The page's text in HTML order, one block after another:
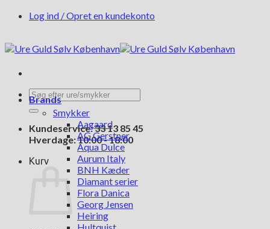
FortsætLog ind / Opret en kundekonto
Søg
efter:
Kundeservice: 33 13 85 45
Hverdage: 10:00 - 18:00
Kurv
Brands
Smykker
Aagaard
AG Gerstner
Aqua Dulce
Aurum Italy
BNH Kæder
Diamant serier
Flora Danica
Georg Jensen
Heiring